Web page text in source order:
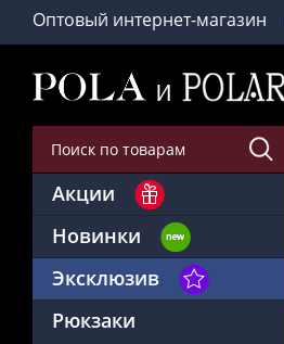
Оптовый интернет-магазин
Акции
Новинки
Эксклюзив
Рюкзаки